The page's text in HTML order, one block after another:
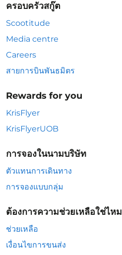
ครอบครัวสกู๊ต
Scootitude
Media centre
Careers
สายการบินพันธมิตร
Rewards for you
KrisFlyer
KrisFlyerUOB
การจองในนามบริษัท
ตัวแทนการเดินทาง
การจองแบบกลุ่ม
ต้องการความช่วยเหลือใช่ไหม
ช่วยเหลือ
เงื่อนไขการขนส่ง